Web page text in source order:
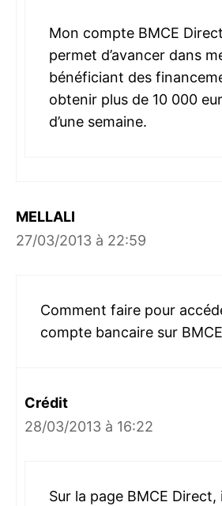
Mon compte BMCE
permet d’avancer dans
bénéficiant des
obtenir plus de 10 000
d’une semaine.
MELLALI
27/03/2013 à 22:59
Comment faire pour
compte bancaire sur
Crédit
28/03/2013 à 16:22
Sur la page BMCE